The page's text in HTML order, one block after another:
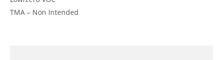
TMA – Non Intended